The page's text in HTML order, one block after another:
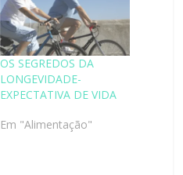
OS SEGREDOS DA
LONGEVIDADE-
EXPECTATIVA DE VIDA
Em "Alimentação"